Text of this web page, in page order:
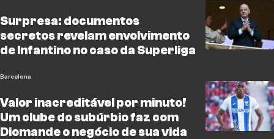
Surpresa: documentos
secretos revelam envolvimento
de Infantino no caso da Superliga
Barcelona
Valor inacreditável por minuto!
Um clube do subúrbio faz com
Diomande o negócio de sua vida